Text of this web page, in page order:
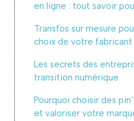
en ligne : tout savoir
Transfos sur mesure
choix de votre fabricant
Les secrets des
transition numérique
Pourquoi choisir des
et valoriser votre